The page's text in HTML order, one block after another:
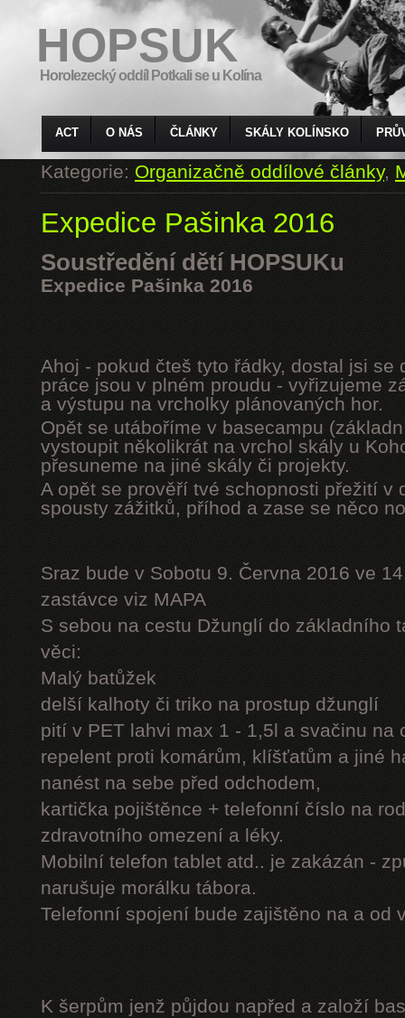
HOPSUK
Horolezecký oddíl Potkali se u Kolína
ACT O NÁS ČLÁNKY SKÁLY KOLÍNSKO
Kategorie:Organizačně oddílové články,
Expedice Pašinka 2016
Soustředění dětí HOPSUKu
Expedice Pašinka 2016
Ahoj - pokud čteš tyto řádky, dostal jsi se
práce jsou v plném proudu - vyřizujeme
a výstupu na vrcholky plánovaných hor.
Opět se utáboříme v basecampu
vystoupit několikrát na vrchol skály u
přesuneme na jiné skály či projekty.
A opět se prověří tvé schopnosti přežití v
spousty zážitků, příhod a zase se něco
Sraz bude v Sobotu 9. Června 2016 ve
zastávce viz MAPA
S sebou na cestu Džunglí do základního
věci:
Malý batůžek
delší kalhoty či triko na prostup džunglí
pití v PET lahvi max 1 - 1,5l a svačinu na
repelent proti komárům, klíšťatům a jiné
nanést na sebe před odchodem,
kartička pojištěnce + telefonní číslo na
zdravotního omezení a léky.
Mobilní telefon tablet atd.. je zakázán -
narušuje morálku tábora.
Telefonní spojení bude zajištěno na a od
K šerpům jenž půjdou napřed a založí